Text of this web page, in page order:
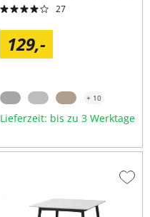
27
129,-
+ 10
Lieferzeit: bis zu 3 Werktage
Zur